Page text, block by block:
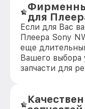
для
Если для Вас
Плеера Sony
еще
Вашего выбора
запчасти для